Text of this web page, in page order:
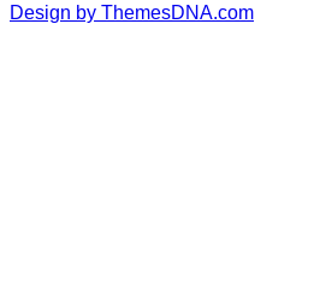
Design by ThemesDNA.com